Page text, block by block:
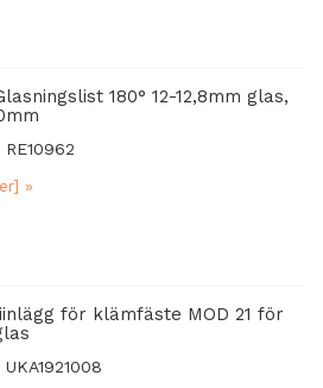
180° 12-12,8mm glas,
RE10962
»
för klämfäste MOD 21 för
UKA1921008